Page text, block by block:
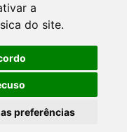
a
do site.
preferências